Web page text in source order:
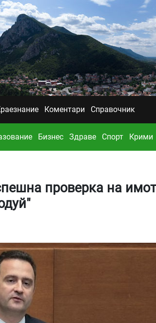
Коментари Справочник
Бизнес Здраве Спорт Крими
проверка на